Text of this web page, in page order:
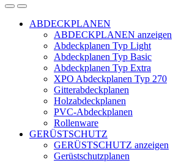
ABDECKPLANEN
ABDECKPLANEN anzeigen
Abdeckplanen Typ Light
Abdeckplanen Typ Basic
Abdeckplanen Typ Extra
XPO Abdeckplanen Typ 270
Gitterabdeckplanen
Holzabdeckplanen
PVC-Abdeckplanen
Rollenware
GERÜSTSCHUTZ
GERÜSTSCHUTZ anzeigen
Gerüstschutzplanen